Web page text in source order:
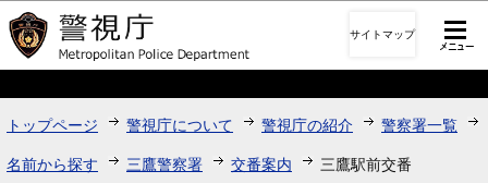
このページの本文へ移動
サイトマップ
トップページ 警視庁について 警視庁の紹介 警察署一覧
名前から探す 三鷹警察署 交番案内 三鷹駅前交番